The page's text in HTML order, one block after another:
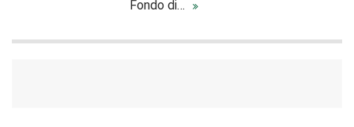
Fondo di…